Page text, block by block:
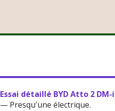
Essai détaillé BYD Atto 2 DM-i
— Presqu'une électrique.